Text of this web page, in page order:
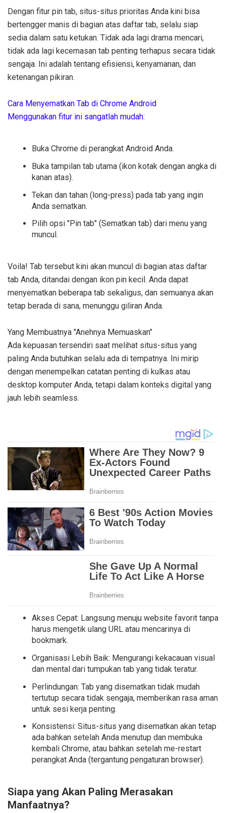
Dengan fitur pin tab, situs-situs prioritas Anda kini bisa
bertengger manis di bagian atas daftar tab, selalu siap
sedia dalam satu ketukan. Tidak ada lagi drama mencari,
tidak ada lagi kecemasan tab penting terhapus secara tidak
sengaja. Ini adalah tentang efisiensi, kenyamanan, dan
ketenangan pikiran.
Cara Menyematkan Tab di Chrome Android
Menggunakan fitur ini sangatlah mudah:
Buka Chrome di perangkat Android Anda.
Buka tampilan tab utama (ikon kotak dengan angka di
kanan atas).
Tekan dan tahan (long-press) pada tab yang ingin
Anda sematkan.
Pilih opsi "Pin tab" (Sematkan tab) dari menu yang
muncul.
Voila! Tab tersebut kini akan muncul di bagian atas daftar
tab Anda, ditandai dengan ikon pin kecil. Anda dapat
menyematkan beberapa tab sekaligus, dan semuanya akan
tetap berada di sana, menunggu giliran Anda.
Yang Membuatnya "Anehnya Memuaskan"
Ada kepuasan tersendiri saat melihat situs-situs yang
paling Anda butuhkan selalu ada di tempatnya. Ini mirip
dengan menempelkan catatan penting di kulkas atau
desktop komputer Anda, tetapi dalam konteks digital yang
jauh lebih seamless.
Akses Cepat: Langsung menuju website favorit tanpa
harus mengetik ulang URL atau mencarinya di
bookmark.
Organisasi Lebih Baik: Mengurangi kekacauan visual
dan mental dari tumpukan tab yang tidak teratur.
Perlindungan: Tab yang disematkan tidak mudah
tertutup secara tidak sengaja, memberikan rasa aman
untuk sesi kerja penting.
Konsistensi: Situs-situs yang disematkan akan tetap
ada bahkan setelah Anda menutup dan membuka
kembali Chrome, atau bahkan setelah me-restart
perangkat Anda (tergantung pengaturan browser).
Siapa yang Akan Paling Merasakan
Manfaatnya?